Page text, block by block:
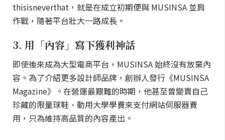
thisisneverthat，就是在成立初期便與 MUSINSA 並肩
作戰，隨著平台壯大一路成長。
3. 用「內容」寫下獲利神話
即使後來成為大型電商平台，MUSINSA 始終沒有放棄內
容。為了介紹更多設計師品牌，創辦人發行《MUSINSA
Magazine》。在營運最艱難的時期，他甚至曾變賣自己
珍藏的限量球鞋、動用大學學費來支付網站伺服器費
用，只為維持高品質的內容產出。